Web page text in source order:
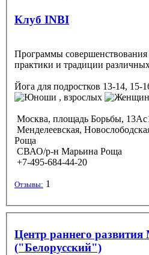
Клуб INBI
Программы совершенствования
практики и традиции
Йога для подростков 13-14, 15-
, взрослых
Москва, площадь Борьбы,
Менделеевская,
Роща
СВАО/р-н Марьина Роща
+7-495-684-44-20
Отзывы: 1
Центр раннего
("Белорусский")